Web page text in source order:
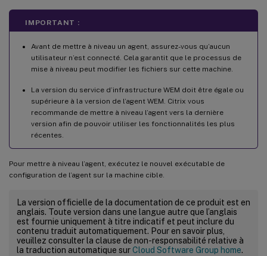
IMPORTANT :
Avant de mettre à niveau un agent, assurez-vous qu’aucun
utilisateur n’est connecté. Cela garantit que le processus de
mise à niveau peut modifier les fichiers sur cette machine.
La version du service d’infrastructure WEM doit être égale ou
supérieure à la version de l’agent WEM. Citrix vous
recommande de mettre à niveau l’agent vers la dernière
version afin de pouvoir utiliser les fonctionnalités les plus
récentes.
Pour mettre à niveau l’agent, exécutez le nouvel exécutable de
configuration de l’agent sur la machine cible.
La version officielle de la documentation de ce produit est en
anglais. Toute version dans une langue autre que l’anglais
est fournie uniquement à titre indicatif et peut inclure du
contenu traduit automatiquement. Pour en savoir plus,
veuillez consulter la clause de non-responsabilité relative à
la traduction automatique surCloud Software Group home.